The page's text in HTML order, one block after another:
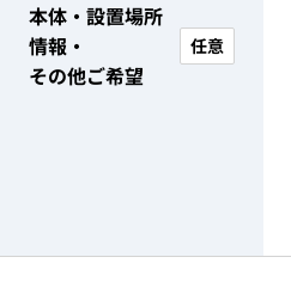
本体・設置場所
情報・
その他ご希望
任意